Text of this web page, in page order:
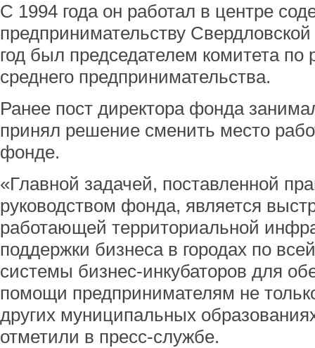
С 1994 года он работал в центре
предпринимательству
год был председателем комитета по
среднего предпринимательства.
Ранее пост директора фонда
принял решение сменить место
фонде.
«Главной задачей, поставленной
руководством фонда, является
работающей территориальной
поддержки бизнеса в городах по
системы бизнес-инкубаторов для
помощи предпринимателям не
других муниципальных
отметили в пресс-службе.